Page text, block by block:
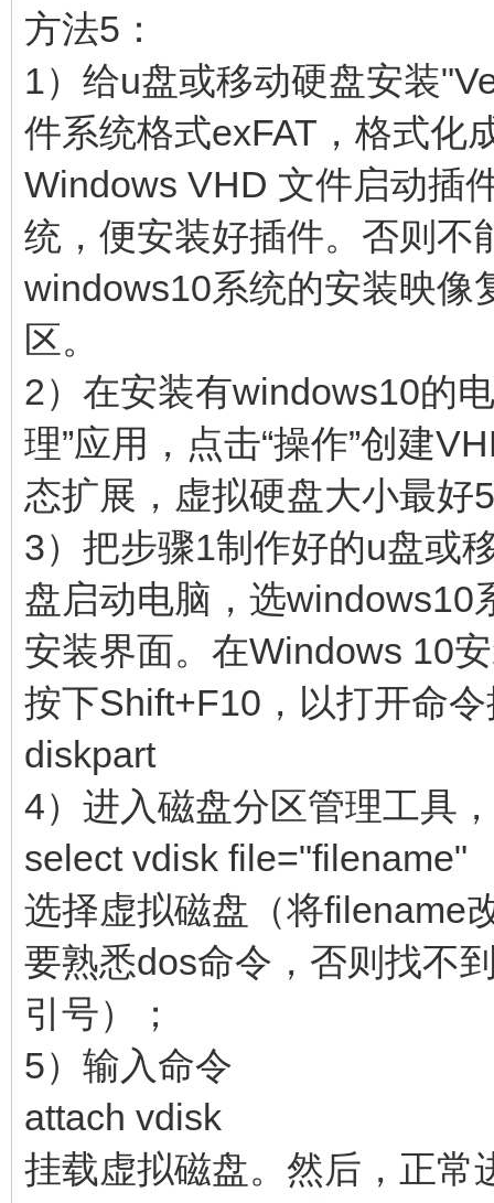
方法5：
1）给u盘或移动硬盘安装
件系统格式exFAT，格式化
Windows VHD 文件启动插
统，便安装好插件。否则不
windows10系统的安装映像
区。
2）在安装有windows10的
理”应用，点击“操作”创建
态扩展，虚拟硬盘大小最好
3）把步骤1制作好的u盘或
盘启动电脑，选windows10
安装界面。在Windows 10
按下Shift+F10，以打开命
diskpart
4）进入磁盘分区管理工具
select vdisk file="filename"
选择虚拟磁盘（将filename
要熟悉dos命令，否则找不
引号）；
5）输入命令
attach vdisk
挂载虚拟磁盘。然后，正常